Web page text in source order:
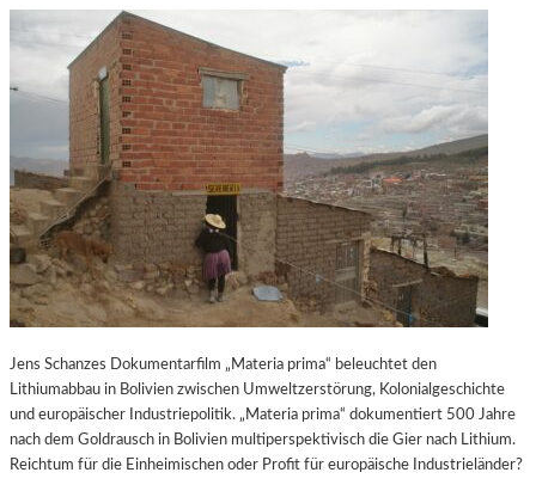
Jens Schanzes Dokumentarfilm „Materia prima“ beleuchtet den
Lithiumabbau in Bolivien zwischen Umweltzerstörung, Kolonialgeschichte
und europäischer Industriepolitik. „Materia prima“ dokumentiert 500 Jahre
nach dem Goldrausch in Bolivien multiperspektivisch die Gier nach Lithium.
Reichtum für die Einheimischen oder Profit für europäische Industrieländer?